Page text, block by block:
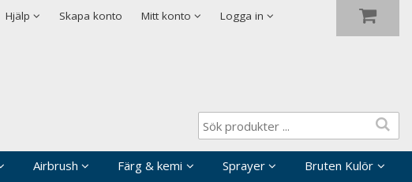
Hjälp Skapa konto Mitt konto Logga in
Airbrush Färg & kemi Sprayer
Bruten Kulör